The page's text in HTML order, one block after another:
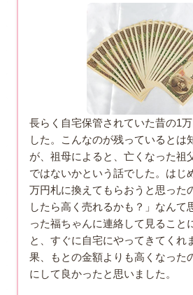
長らく自宅保管されていた昔の1
した。こんなのが残っているとは
が、祖母によると、亡くなった祖
ではないかという話でした。はじ
万円札に換えてもらおうと思った
したら高く売れるかも？」なんて
った福ちゃんに連絡して見ること
と、すぐに自宅にやってきてくれ
果、もとの金額よりも高くなった
にして良かったと思いました。